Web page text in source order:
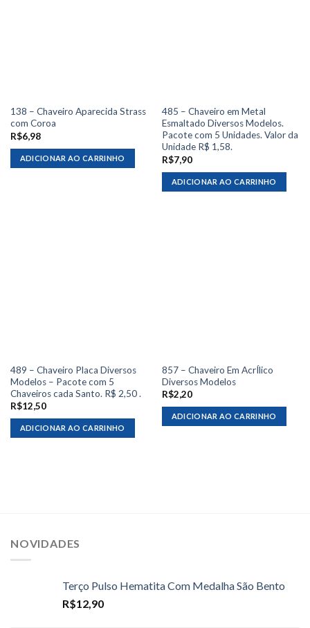
138 – Chaveiro Aparecida Strass
com Coroa
R$6,98
ADICIONAR AO CARRINHO
485 – Chaveiro em Metal
Esmaltado Diversos Modelos.
Pacote com 5 Unidades. Valor da
Unidade R$ 1,58.
R$7,90
ADICIONAR AO CARRINHO
489 – Chaveiro Placa Diversos
Modelos – Pacote com 5
Chaveiros cada Santo. R$ 2,50 .
R$12,50
ADICIONAR AO CARRINHO
857 – Chaveiro Em AcrÍlico
Diversos Modelos
R$2,20
ADICIONAR AO CARRINHO
NOVIDADES
Terço Pulso Hematita Com Medalha São Bento
R$12,90